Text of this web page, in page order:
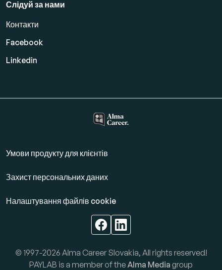
Слідуй за нами
Контакти
Facebook
Linkedin
Умови продукту для клієнтів
Захист персональних даних
Налаштування файлів cookie
© 1997-2026 Alma Career Slovakia, All rights reserved!
PAYLAB is a member of the Alma Media group